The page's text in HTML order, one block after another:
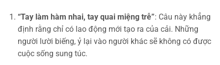
“Tay làm hàm nhai, tay quai miệng trễ”: Câu này khẳng
định rằng chỉ có lao động mới tạo ra của cải. Những
người lười biếng, ỷ lại vào người khác sẽ không có được
cuộc sống sung túc.